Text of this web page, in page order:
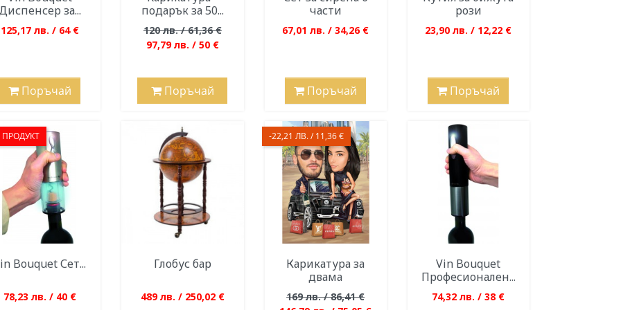
за...
125,17 лв. / 64 €
Поръчай
подарък за 50...
120 лв. / 61,36 €
97,79 лв. / 50 €
Поръчай
части
67,01 лв. / 34,26 €
Поръчай
рози
23,90 лв. / 12,22 €
Поръчай
Bouquet Сет...
78,23 лв. / 40 €
Глобус бар
489 лв. / 250,02 €
Карикатура за
двама
169 лв. / 86,41 €
-22,21 ЛВ. / 11,36 €
Vin Bouquet
Професионален...
74,32 лв. / 38 €